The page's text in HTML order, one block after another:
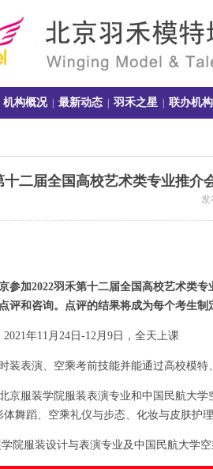
机构概况| 最新动态 羽禾之星 联办机构
十二届全国高校艺术类专业推
发
参加2022羽禾第十二届全国高校艺术类
评和咨询。点评的结果将成为每个考生
2021年11月24日-12月9日，全天上课
装表演、空乘考前技能并能通过高校模
京服装学院服装表演专业和中国民航大
体舞蹈、空乘礼仪与步态、化妆与皮肤护
院服装设计与表演专业及中国民航大学